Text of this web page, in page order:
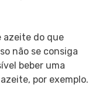
azeite do que
não se consiga
beber uma
por exemplo.